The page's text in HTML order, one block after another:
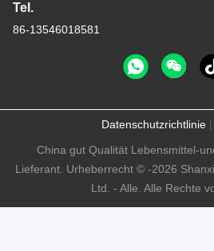
Tel.
86-13546018581
Datenschutzrichtlinie|
China gut Qualität Lebensmittel-
Lieferant. Urheberrecht © -2026
Ltd. - Alle. Alle Rechte